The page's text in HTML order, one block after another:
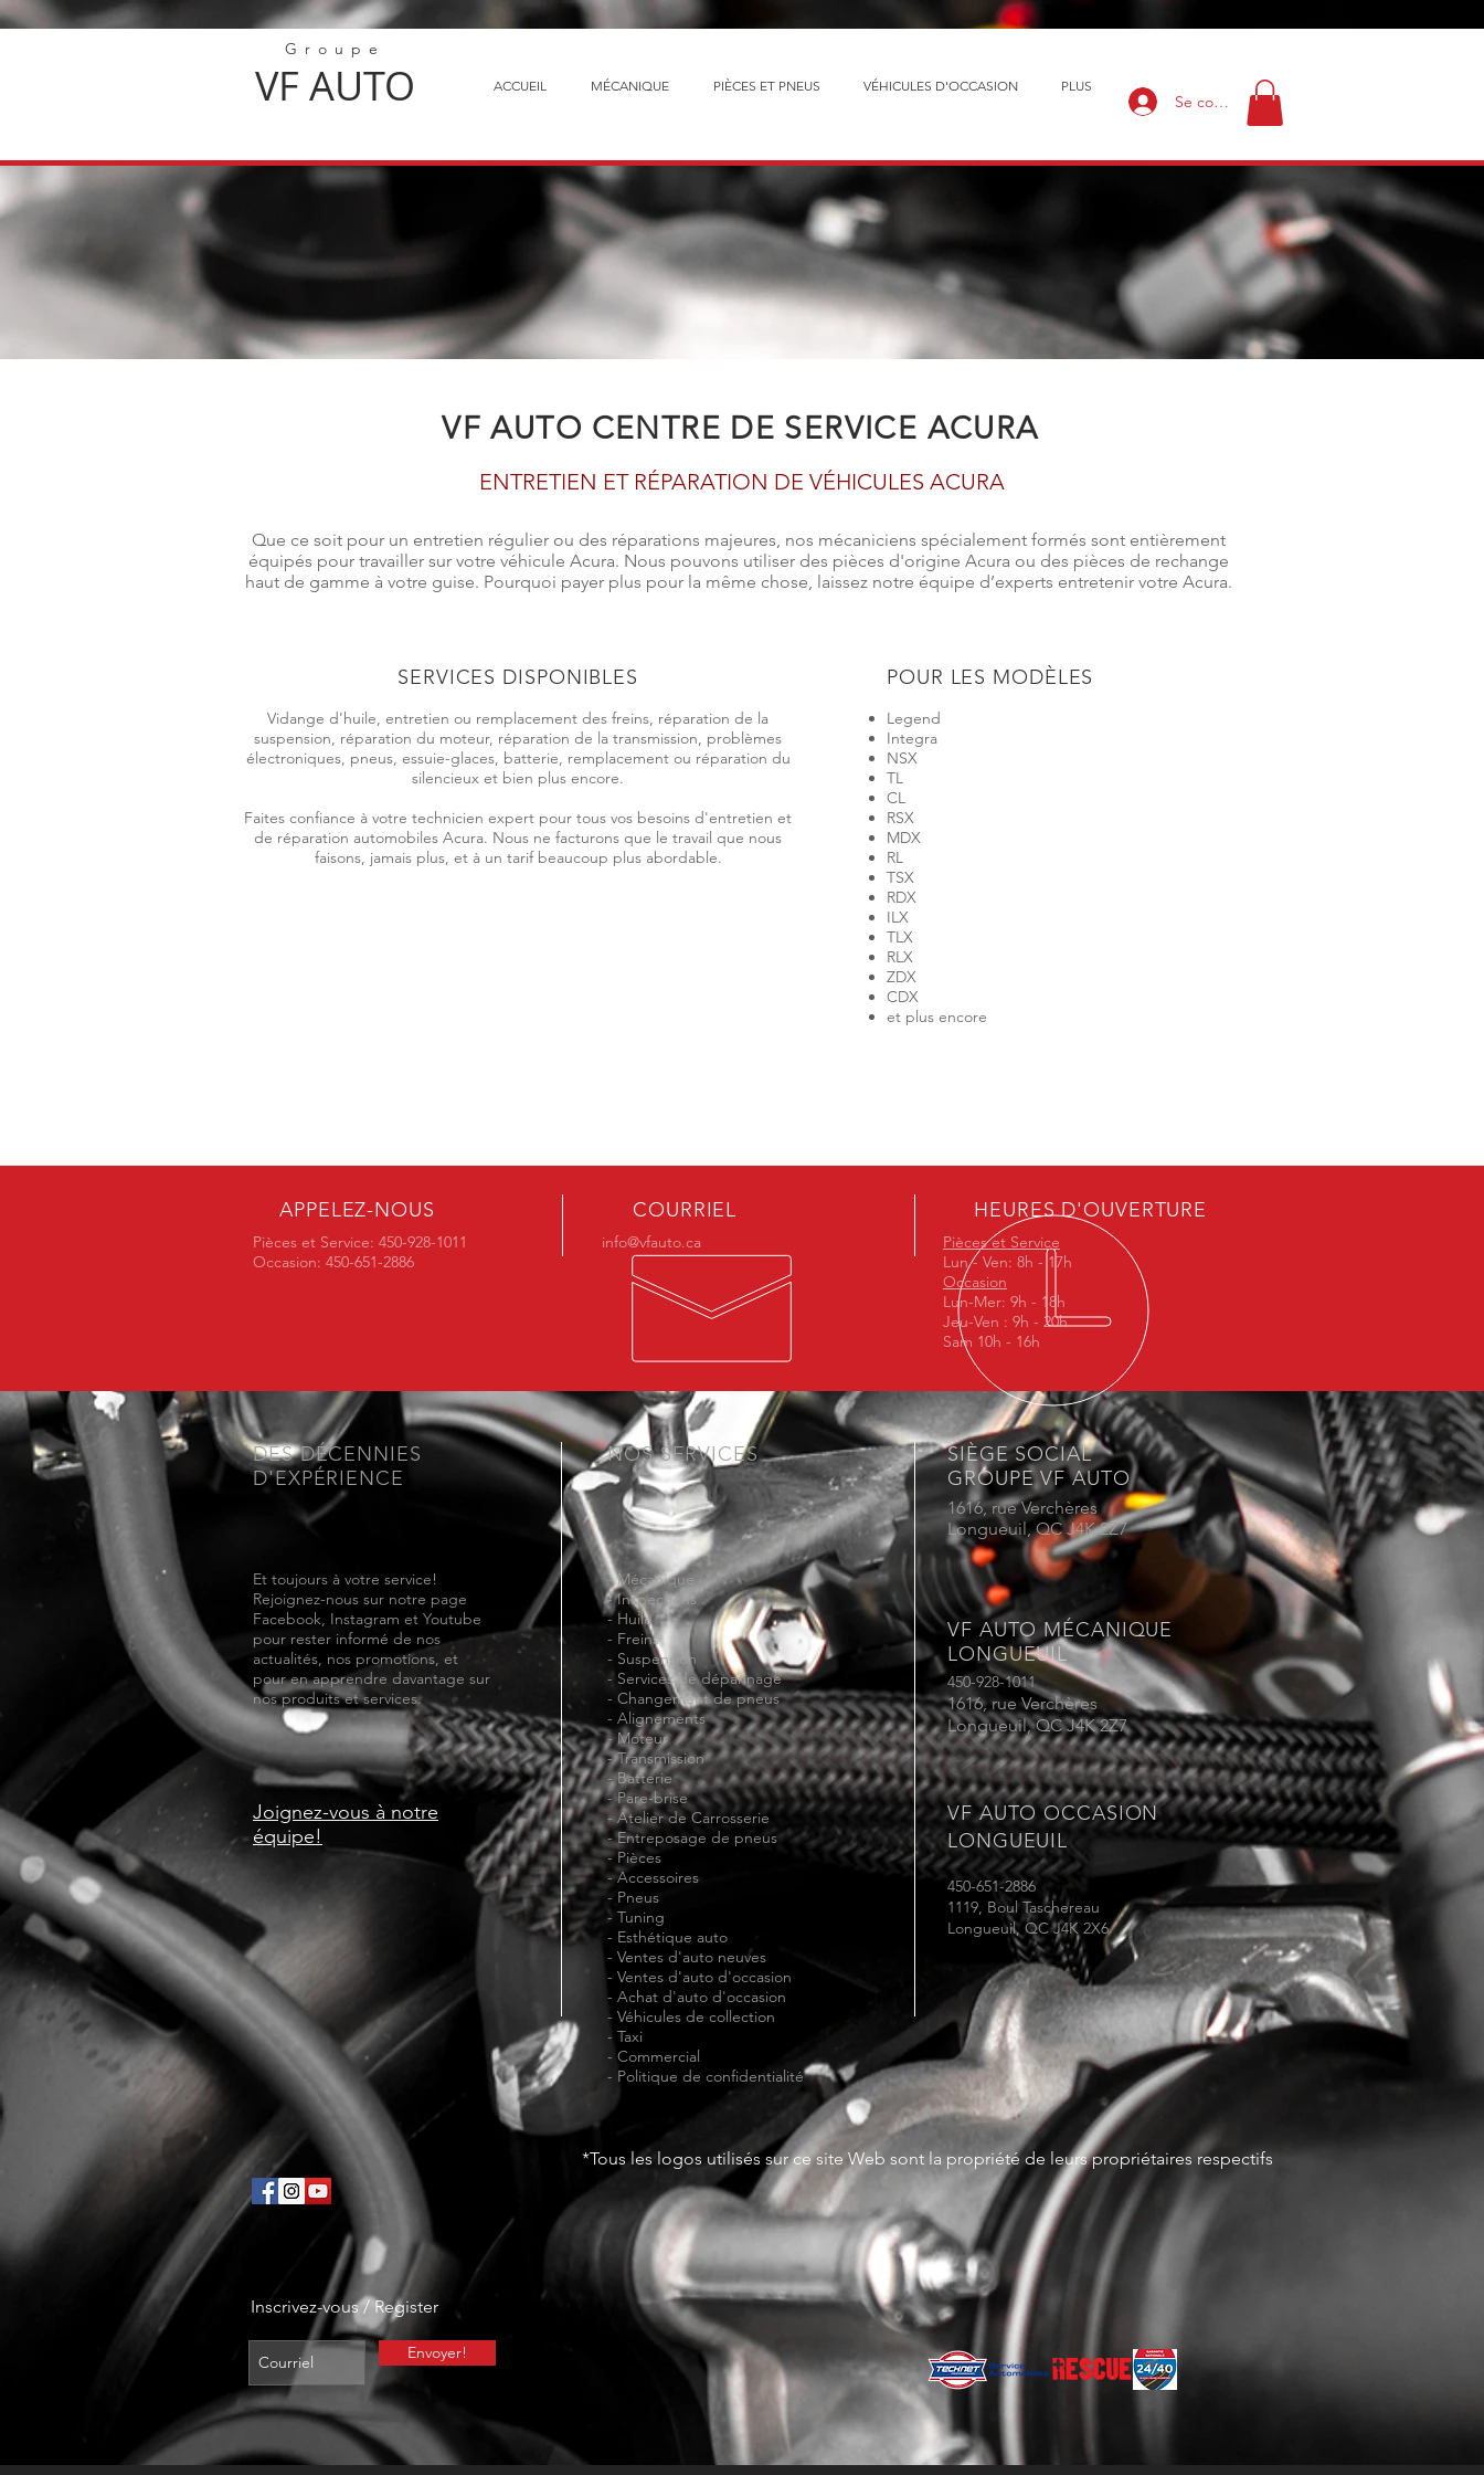
Groupe
VF AUTO ACCUEIL MÉCANIQUE PIÈCES ET PNEUS VÉHICULES D'OCCASION PLUS
Se connecter
VF AUTO CENTRE DE SERVICE ACURA
ENTRETIEN ET RÉPARATION DE VÉHICULES ACURA
Que ce soit pour un entretien régulier ou des réparations majeures, nos mécaniciens spécialement formés sont entièrement
équipés pour travailler sur votre véhicule Acura. Nous pouvons utiliser des pièces d'origine Acura ou des pièces de rechange
haut de gamme à votre guise. Pourquoi payer plus pour la même chose, laissez notre équipe d’experts entretenir votre Acura.
SERVICES DISPONIBLES
Vidange d'huile, entretien ou remplacement des freins, réparation de la
suspension, réparation du moteur, réparation de la transmission, problèmes
électroniques, pneus, essuie-glaces, batterie, remplacement ou réparation du
silencieux et bien plus encore.
Faites confiance à votre technicien expert pour tous vos besoins d'entretien et
de réparation automobiles Acura. Nous ne facturons que le travail que nous
faisons, jamais plus, et à un tarif beaucoup plus abordable.
POUR LES MODÈLES
Legend
Integra
NSX
TL
CL
RSX
MDX
RL
TSX
RDX
ILX
TLX
RLX
ZDX
CDX
et plus encore
APPELEZ-NOUS
Pièces et Service: 450-928-1011
Occasion: 450-651-2886
COURRIEL
info@vfauto.ca
HEURES D'OUVERTURE
Pièces et Service
Lun - Ven: 8h - 17h
Occasion
Lun-Mer: 9h - 18h
Jeu-Ven : 9h - 20h
Sam 10h - 16h
DES DÉCENNIES
D'EXPÉRIENCE
Et toujours à votre service!
Rejoignez-nous sur notre page
Facebook, Instagram et Youtube
pour rester informé de nos
actualités, nos promotions, et
pour en apprendre davantage sur
nos produits et services.
Joignez-vous à notre
équipe!
NOS SERVICES
-Mécanique
-Inspections
-Huile
- Freins
- Suspension
- Services de dépannage
- Changement de pneus
- Alignements
-Moteur
-Transmission
- Batterie
-Pare-brise
- Atelier de Carrosserie
-Entreposage de pneus
-Pièces
-Accessoires
- Pneus
- Tuning
- Esthétique auto
- Ventes d'auto neuves
- Ventes d'auto d'occasion
- Achat d'auto d'occasion
- Véhicules de collection
- Taxi
- Commercial
- Politique de confidentialité
SIÈGE SOCIAL
GROUPE VF AUTO
1616, rue Verchères
Longueuil, QC J4K 2Z7
VF AUTO MÉCANIQUE
LONGUEUIL
450-928-1011
1616, rue Verchères
Longueuil, QC J4K 2Z7
VF AUTO OCCASION
LONGUEUIL
450-651-2886
1119, Boul Taschereau
Longueuil, QC J4K 2X6
*Tous les logos utilisés sur ce site Web sont la propriété de leurs propriétaires respectifs
Inscrivez-vous / Register
Envoyer!